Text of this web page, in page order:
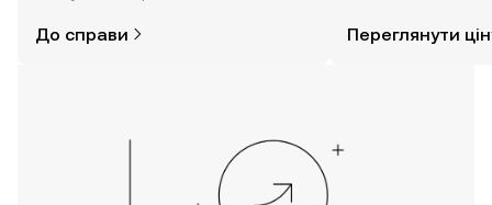
за допомогою застосунку OKX для
До справи Переглянути